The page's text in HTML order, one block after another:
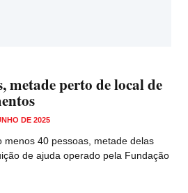
metade perto de local de
DE 2025
menos 40 pessoas, metade delas
de ajuda operado pela Fundação